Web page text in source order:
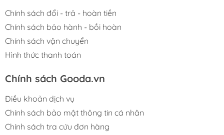
Chính sách đổi - trả - hoàn tiền
Chính sách bảo hành - bồi hoàn
Chính sách vận chuyển
Hình thức thanh toán
Chính sách Gooda.vn
Điều khoản dịch vụ
Chính sách bảo mật thông tin cá nhân
Chính sách tra cứu đơn hàng